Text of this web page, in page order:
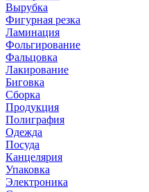
Вырубка
Фигурная резка
Ламинация
Фольгирование
Фальцовка
Лакирование
Биговка
Сборка
Продукция
Полиграфия
Одежда
Посуда
Канцелярия
Упаковка
Электроника